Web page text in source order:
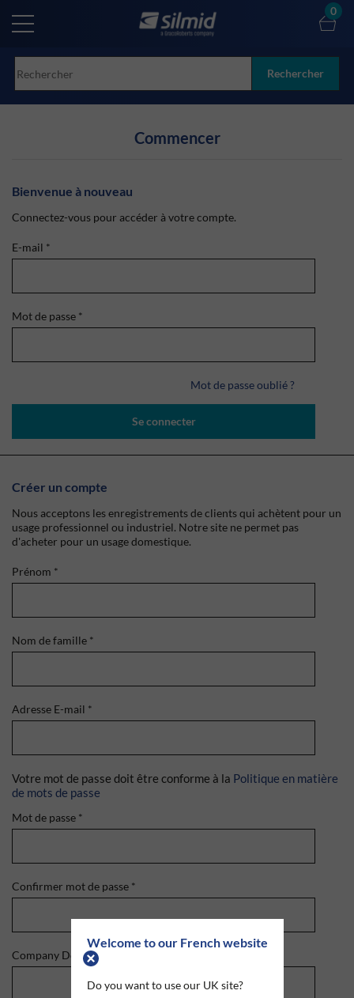
Welcome to our French website
Do you want to use our UK site?
main
Rechercher
0
Commencer
Bienvenue à nouveau
Connectez-vous pour accéder à votre compte.
E-mail *
Mot de passe *
Mot de passe oublié ?
Se connecter
Créer un compte
Nous acceptons les enregistrements de clients qui achètent pour un
usage professionnel ou industriel. Notre site ne permet pas
d'acheter pour un usage domestique.
Prénom *
Nom de famille *
Adresse E-mail *
Votre mot de passe doit être conforme à la Politique en matière
de mots de passe
Mot de passe *
Confirmer mot de passe *
Company Domain